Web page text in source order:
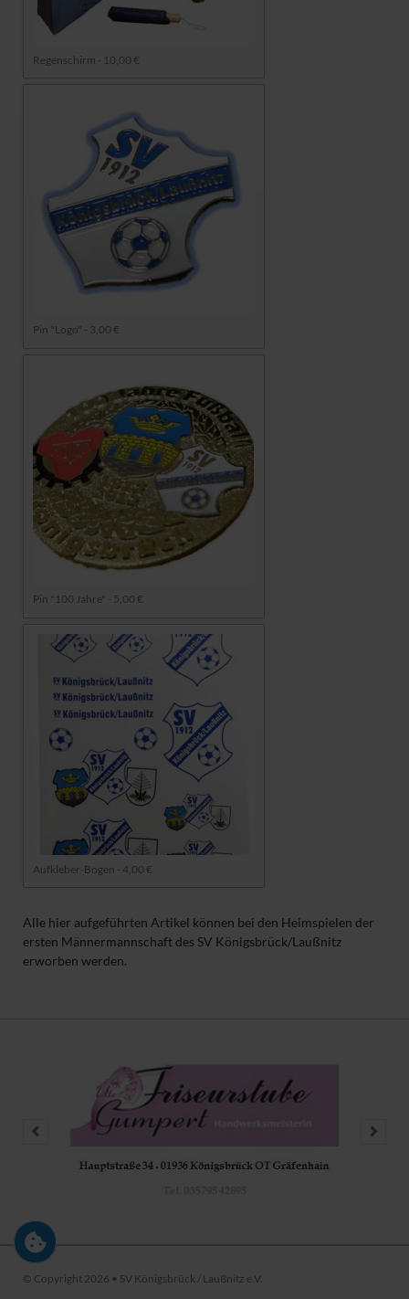
Regenschirm - 10,00 €
Pin "Logo" - 3,00 €
Pin "100 Jahre" - 5,00 €
Aufkleber-Bogen - 4,00 €
Alle hier aufgeführten Artikel können bei den Heimspielen der
ersten Männermannschaft des SV Königsbrück/Laußnitz
erworben werden.
© Copyright 2026 • SV Königsbrück / Laußnitz e.V.